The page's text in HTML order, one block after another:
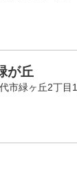
が丘
市緑ヶ丘2丁目